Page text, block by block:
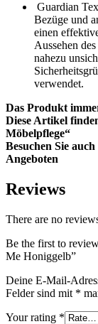
Guardian
Bezüge und
einen
Aussehen
nahezu
verwendet.
Das Produkt
Diese Artikel
Möbelpflege“
Besuchen Sie
Angeboten
Reviews
There are no
Be the first to
Me Honiggelb”
Deine E-Mail-
Felder sind mit *
Your rating *